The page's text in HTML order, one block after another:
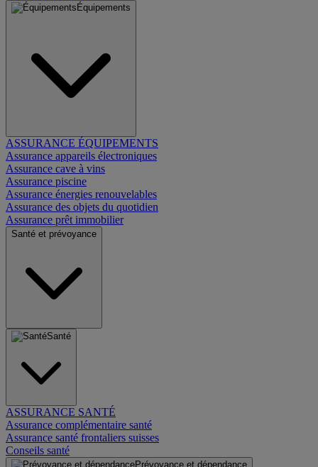
Équipements
ASSURANCE ÉQUIPEMENTS
Assurance appareils électroniques
Assurance cave à vins
Assurance piscine
Assurance énergies renouvelables
Assurance des objets du quotidien
Assurance prêt immobilier
Santé et prévoyance
Santé
ASSURANCE SANTÉ
Assurance complémentaire santé
Assurance santé frontaliers suisses
Conseils santé
Prévoyance et dépendance